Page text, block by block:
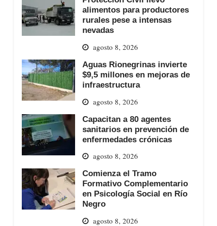
alimentos para productores
rurales pese a intensas
nevadas
agosto 8, 2026
Aguas Rionegrinas invierte
$9,5 millones en mejoras de
infraestructura
agosto 8, 2026
Capacitan a 80 agentes
sanitarios en prevención de
enfermedades crónicas
agosto 8, 2026
Comienza el Tramo
Formativo Complementario
en Psicología Social en Río
Negro
agosto 8, 2026